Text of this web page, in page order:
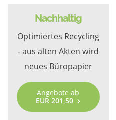
Nachhaltig
Optimiertes Recycling
- aus alten Akten wird
neues Büropapier
Angebote ab
EUR 201,50